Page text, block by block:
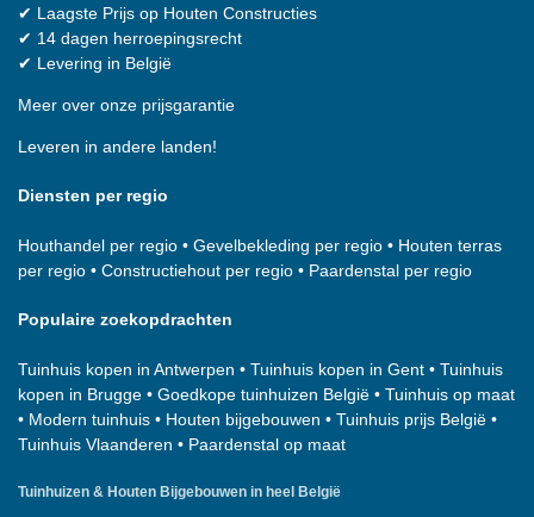
✔ Laagste Prijs op Houten Constructies
✔ 14 dagen herroepingsrecht
✔ Levering in België
Meer over onze prijsgarantie
Leveren in andere landen!
Diensten per regio
Houthandel per regio • Gevelbekleding per regio • Houten terras
per regio • Constructiehout per regio • Paardenstal per regio
Populaire zoekopdrachten
Tuinhuis kopen in Antwerpen • Tuinhuis kopen in Gent • Tuinhuis
kopen in Brugge • Goedkope tuinhuizen België • Tuinhuis op maat
• Modern tuinhuis • Houten bijgebouwen • Tuinhuis prijs België •
Tuinhuis Vlaanderen • Paardenstal op maat
Tuinhuizen & Houten Bijgebouwen in heel België